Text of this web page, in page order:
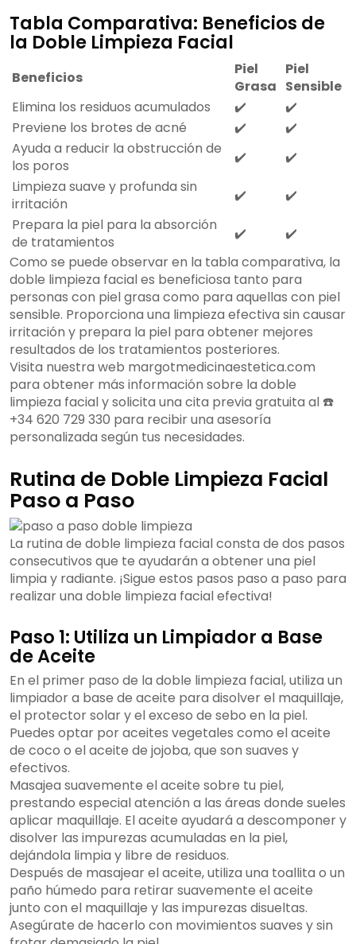
Tabla Comparativa: Beneficios de
la Doble Limpieza Facial
Beneficios
Piel
Grasa
Piel
Sensible
Elimina los residuos acumulados
✔️
✔️
Previene los brotes de acné
✔️
✔️
Ayuda a reducir la obstrucción de
los poros
✔️
✔️
Limpieza suave y profunda sin
irritación
✔️
✔️
Prepara la piel para la absorción
de tratamientos
✔️
✔️
Como se puede observar en la tabla comparativa, la
doble limpieza facial es beneficiosa tanto para
personas con piel grasa como para aquellas con piel
sensible. Proporciona una limpieza efectiva sin causar
irritación y prepara la piel para obtener mejores
resultados de los tratamientos posteriores.
Visita nuestra web margotmedicinaestetica.com
para obtener más información sobre la doble
limpieza facial y solicita una cita previa gratuita al ☎️
+34 620 729 330 para recibir una asesoría
personalizada según tus necesidades.
Rutina de Doble Limpieza Facial
Paso a Paso
La rutina de doble limpieza facial consta de dos pasos
consecutivos que te ayudarán a obtener una piel
limpia y radiante. ¡Sigue estos pasos paso a paso para
realizar una doble limpieza facial efectiva!
Paso 1: Utiliza un Limpiador a Base
de Aceite
En el primer paso de la doble limpieza facial, utiliza un
limpiador a base de aceite para disolver el maquillaje,
el protector solar y el exceso de sebo en la piel.
Puedes optar por aceites vegetales como el aceite
de coco o el aceite de jojoba, que son suaves y
efectivos.
Masajea suavemente el aceite sobre tu piel,
prestando especial atención a las áreas donde sueles
aplicar maquillaje. El aceite ayudará a descomponer y
disolver las impurezas acumuladas en la piel,
dejándola limpia y libre de residuos.
Después de masajear el aceite, utiliza una toallita o un
paño húmedo para retirar suavemente el aceite
junto con el maquillaje y las impurezas disueltas.
Asegúrate de hacerlo con movimientos suaves y sin